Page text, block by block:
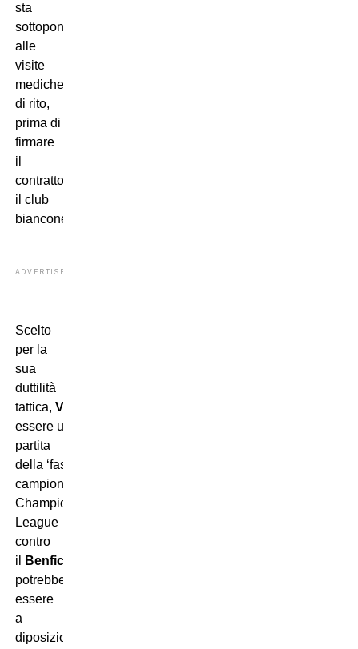
sta
sottoponendo
alle
visite
mediche
di rito,
prima di
firmare
il
contrattocon
il club
bianconero.
ADVERTISEMENT
Scelto
per la
sua
duttilità
tattica, Veiga
essere utilizzato nell’ultima
partita
della ‘fase
campionato’ di
Champions
League
contro
il
Benfica
potrebbe
essere
a
diposizione